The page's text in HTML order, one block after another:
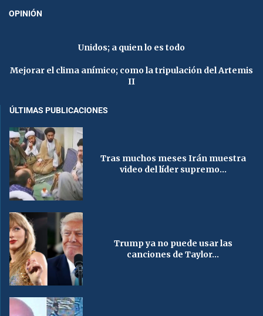
OPINIÓN
Unidos; a quien lo es todo
Mejorar el clima anímico; como la tripulación del Artemis
II
ÚLTIMAS PUBLICACIONES
Tras muchos meses Irán muestra
video del líder supremo...
Trump ya no puede usar las
canciones de Taylor...